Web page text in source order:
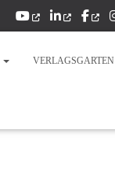
VERLAGSGARTEN